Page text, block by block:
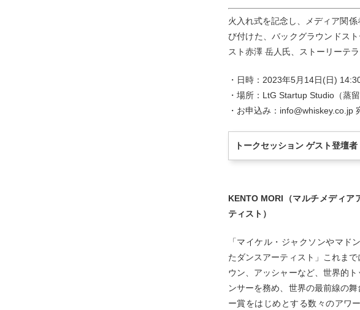
火入れ式を記念し、メディア関
び付けた、バックグラウンドス
スト赤澤 岳人氏、ストーリーテ
・日時：2023年5月14日(日)
・場所：LtG Startup Studio（蒸
・お申込み：info@whiskey.co.jp
トークセッション ゲスト登壇者
KENTO MORI（マルチメディア
ティスト）
「マイケル・ジャクソンやマド
たダンスアーティスト」これま
ウン、アッシャーなど、世界的
ンサーを務め、世界の最前線の
ー賞をはじめとする数々のアワ